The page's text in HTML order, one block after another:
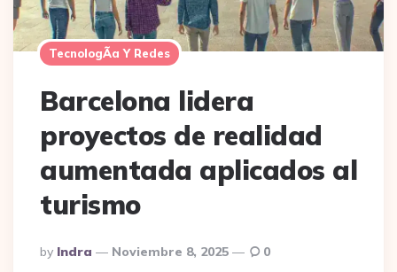
TecnologÃ­a Y Redes
Barcelona lidera
proyectos de realidad
aumentada aplicados al
turismo
Posted
By
By Indra Noviembre 8, 2025 0